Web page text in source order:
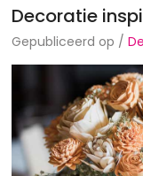
Decoratie
Gepubliceerd op /